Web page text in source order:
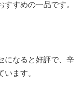
すめの一品です。
になると好評で、辛
ます。